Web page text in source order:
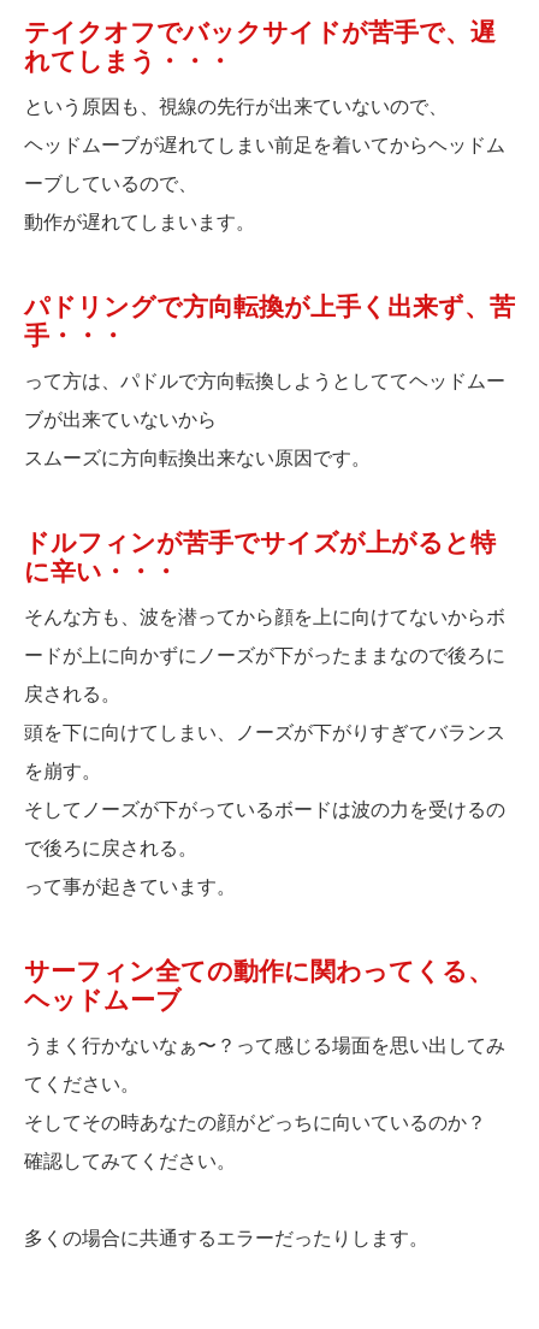
テイクオフでバックサイドが苦手で、遅
れてしまう・・・
という原因も、視線の先行が出来ていないので、
ヘッドムーブが遅れてしまい前足を着いてからヘッドム
ーブしているので、
動作が遅れてしまいます。
パドリングで方向転換が上手く出来ず、苦
手・・・
って方は、パドルで方向転換しようとしててヘッドムー
ブが出来ていないから
スムーズに方向転換出来ない原因です。
ドルフィンが苦手でサイズが上がると特
に辛い・・・
そんな方も、波を潜ってから顔を上に向けてないからボ
ードが上に向かずにノーズが下がったままなので後ろに
戻される。
頭を下に向けてしまい、ノーズが下がりすぎてバランス
を崩す。
そしてノーズが下がっているボードは波の力を受けるの
で後ろに戻される。
って事が起きています。
サーフィン全ての動作に関わってくる、
ヘッドムーブ
うまく行かないなぁ〜？って感じる場面を思い出してみ
てください。
そしてその時あなたの顔がどっちに向いているのか？
確認してみてください。
多くの場合に共通するエラーだったりします。